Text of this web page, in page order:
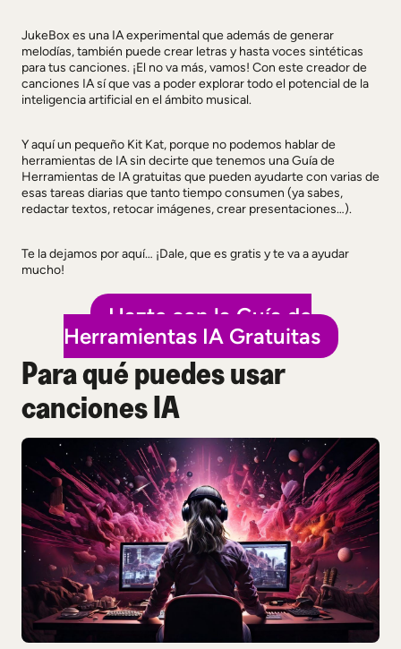
JukeBox es una IA experimental que además de generar
melodías, también puede crear letras y hasta voces sintéticas
para tus canciones. ¡El no va más, vamos! Con este creador de
canciones IA sí que vas a poder explorar todo el potencial de la
inteligencia artificial en el ámbito musical.
Y aquí un pequeño Kit Kat, porque no podemos hablar de
herramientas de IA sin decirte que tenemos una Guía de
Herramientas de IA gratuitas que pueden ayudarte con varias de
esas tareas diarias que tanto tiempo consumen (ya sabes,
redactar textos, retocar imágenes, crear presentaciones…).
Te la dejamos por aquí… ¡Dale, que es gratis y te va a ayudar
mucho!
Hazte con la Guía de
Herramientas IA Gratuitas
Para qué puedes usar
canciones IA